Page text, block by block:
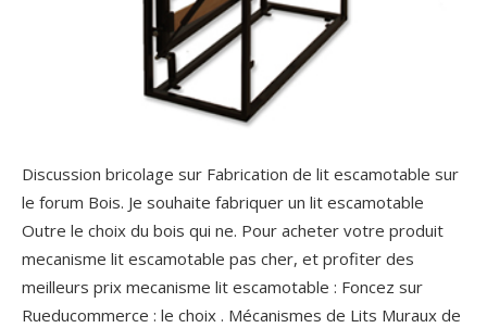
Discussion bricolage sur Fabrication de lit escamotable sur
le forum Bois. Je souhaite fabriquer un lit escamotable
Outre le choix du bois qui ne. Pour acheter votre produit
mecanisme lit escamotable pas cher, et profiter des
meilleurs prix mecanisme lit escamotable : Foncez sur
Rueducommerce : le choix . Mécanismes de Lits Muraux de